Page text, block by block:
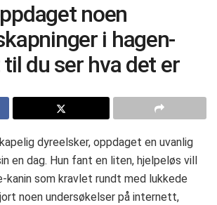
noen
i hagen-
du ser hva det er
dyreelsker, oppdaget en uvanlig
en dag. Hun fant en liten, hjelpeløs vill
kanin som kravlet rundt med lukkede
noen undersøkelser på internett,